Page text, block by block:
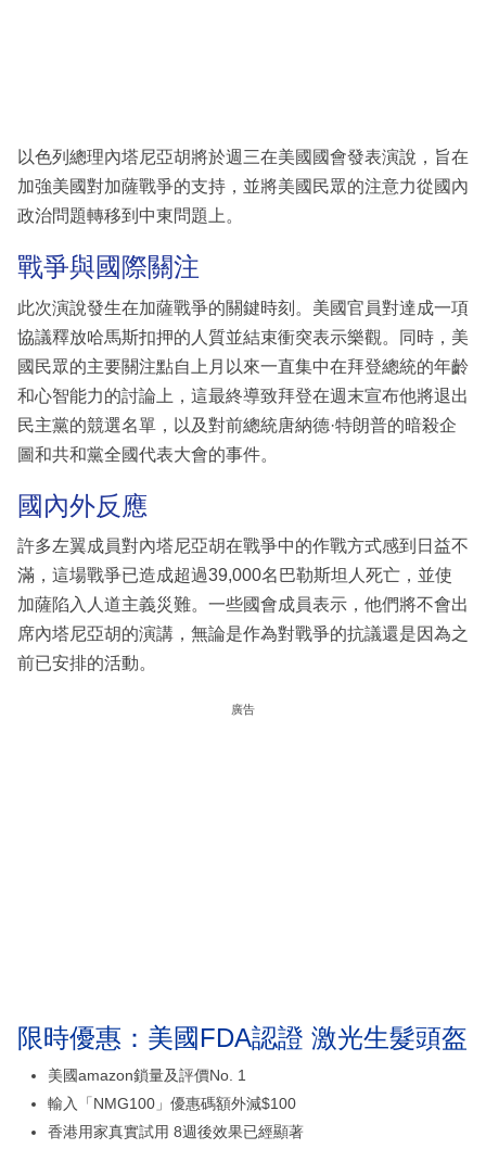
區
以色列總理內塔尼亞胡將於週三在美國國會發表演說，旨在
加強美國對加薩戰爭的支持，並將美國民眾的注意力從國內
政治問題轉移到中東問題上。
戰爭與國際關注
此次演說發生在加薩戰爭的關鍵時刻。美國官員對達成一項
協議釋放哈馬斯扣押的人質並結束衝突表示樂觀。同時，美
國民眾的主要關注點自上月以來一直集中在拜登總統的年齡
和心智能力的討論上，這最終導致拜登在週末宣布他將退出
民主黨的競選名單，以及對前總統唐納德·特朗普的暗殺企
圖和共和黨全國代表大會的事件。
國內外反應
許多左翼成員對內塔尼亞胡在戰爭中的作戰方式感到日益不
滿，這場戰爭已造成超過39,000名巴勒斯坦人死亡，並使
加薩陷入人道主義災難。一些國會成員表示，他們將不會出
席內塔尼亞胡的演講，無論是作為對戰爭的抗議還是因為之
前已安排的活動。
廣告
限時優惠：美國FDA認證 激光生髮頭盔
美國amazon鎖量及評價No. 1
輸入「NMG100」優惠碼額外減$100
香港用家真實試用 8週後效果已經顯著